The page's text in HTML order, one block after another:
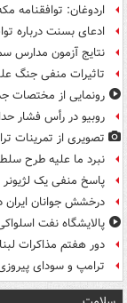
اردوغان:
ادعای بسنت درباره
نتایج آزمون مدارس
تاثیرات منفی جنگ
رونمایی از مختصات
روبیو در رأس فشار
تصویری از تمرینات
نبرد ما علیه طرح
پاسخ منفی یک
درخشش جوانان
پالایشگاه نفت
دور هفتم مذاکرات
ترامپ و سودای